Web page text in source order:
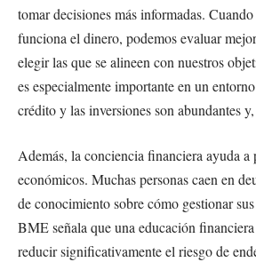
tomar decisiones más informadas.
funciona el dinero, podemos evaluar
elegir las que se alineen con nuestros
es especialmente importante en un
crédito y las inversiones son abundantes
Además, la conciencia financiera ayuda a
económicos. Muchas personas caen en
de conocimiento sobre cómo gestionar
BME señala que una educación
reducir significativamente el riesgo de